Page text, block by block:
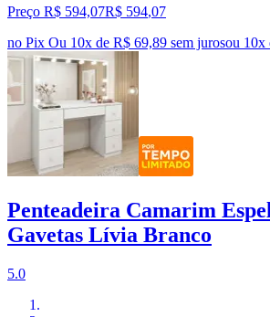
Preço R$ 594,07R$ 594,07
no Pix Ou 10x de R$ 69,89 sem jurosou 10x
Penteadeira Camarim
Gavetas Lívia Branco
5.0